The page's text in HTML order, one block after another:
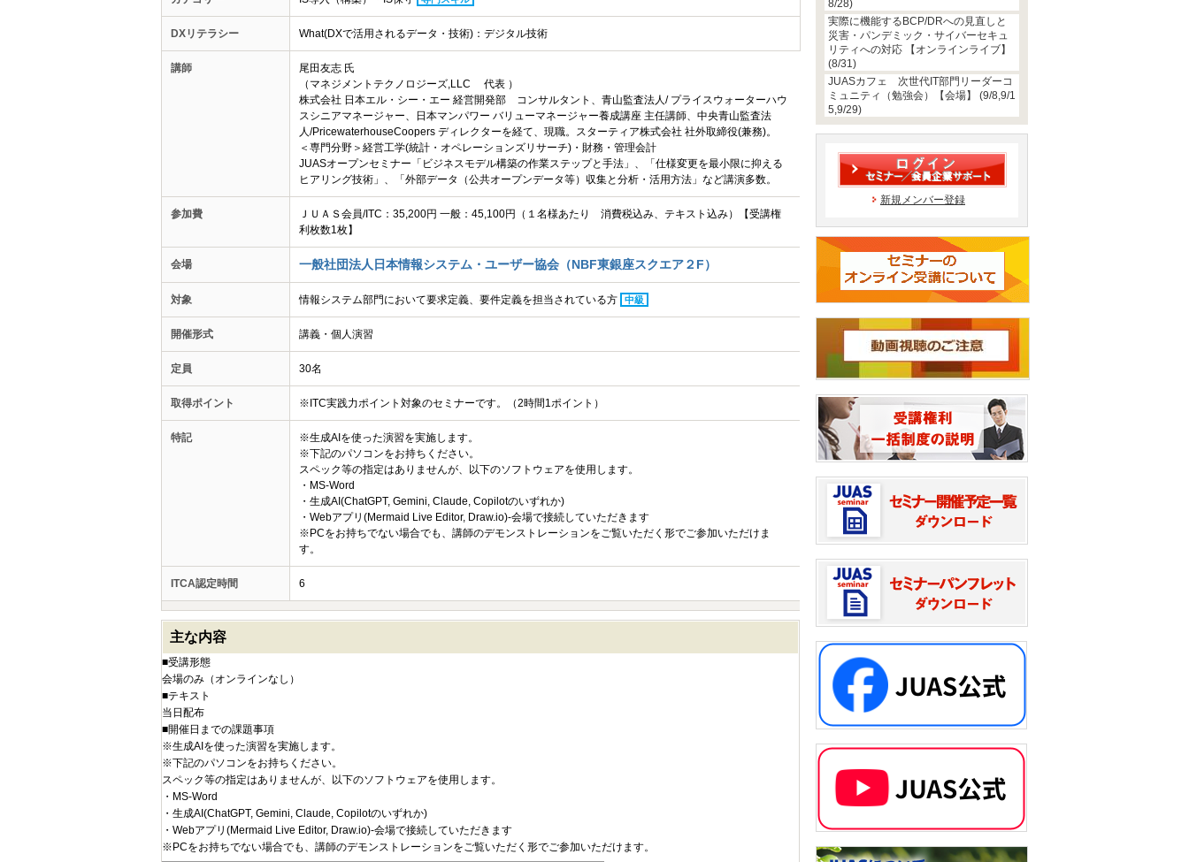
DXリテラシー What(DXで活用されるデータ・技術)：デジタル技術
講師
尾田友志 氏
（マネジメントテクノロジーズ,LLC 代表 ）
株式会社 日本エル・シー・エー 経営開発部 コンサルタント、青山監査法人/ プライスウォーターハウ
スシニアマネージャー、日本マンパワー バリューマネージャー養成講座 主任講師、中央青山監査法
人/PricewaterhouseCoopers ディレクターを経て、現職。スターティア株式会社 社外取締役(兼務)。
＜専門分野＞経営工学(統計・オペレーションズリサーチ)・財務・管理会計
JUASオープンセミナー「ビジネスモデル構築の作業ステップと手法」、「仕様変更を最小限に抑える
ヒアリング技術」、「外部データ（公共オープンデータ等）収集と分析・活用方法」など講演多数。
参加費
ＪＵＡＳ会員/ITC：35,200円 一般：45,100円（１名様あたり 消費税込み、テキスト込み）【受講権
利枚数1枚】
会場 一般社団法人日本情報システム・ユーザー協会（NBF東銀座スクエア２F）
対象 情報システム部門において要求定義、要件定義を担当されている方 中級
開催形式 講義・個人演習
定員 30名
取得ポイント ※ITC実践力ポイント対象のセミナーです。（2時間1ポイント）
特記
※生成AIを使った演習を実施します。
※下記のパソコンをお持ちください。
スペック等の指定はありませんが、以下のソフトウェアを使用します。
・MS-Word
・生成AI(ChatGPT, Gemini, Claude, Copilotのいずれか)
・Webアプリ(Mermaid Live Editor, Draw.io)-会場で接続していただきます
※PCをお持ちでない場合でも、講師のデモンストレーションをご覧いただく形でご参加いただけま
す。
ITCA認定時間 6
主な内容
■受講形態
会場のみ（オンラインなし）
■テキスト
当日配布
■開催日までの課題事項
※生成AIを使った演習を実施します。
※下記のパソコンをお持ちください。
スペック等の指定はありませんが、以下のソフトウェアを使用します。
・MS-Word
・生成AI(ChatGPT, Gemini, Claude, Copilotのいずれか)
・Webアプリ(Mermaid Live Editor, Draw.io)-会場で接続していただきます
※PCをお持ちでない場合でも、講師のデモンストレーションをご覧いただく形でご参加いただけます。
8/28)
実際に機能するBCP/DRへの見直しと
災害・パンデミック・サイバーセキュ
リティへの対応 【オンラインライブ】
(8/31)
JUASカフェ 次世代IT部門リーダーコ
ミュニティ（勉強会）【会場】 (9/8,9/1
5,9/29)
新規メンバー登録